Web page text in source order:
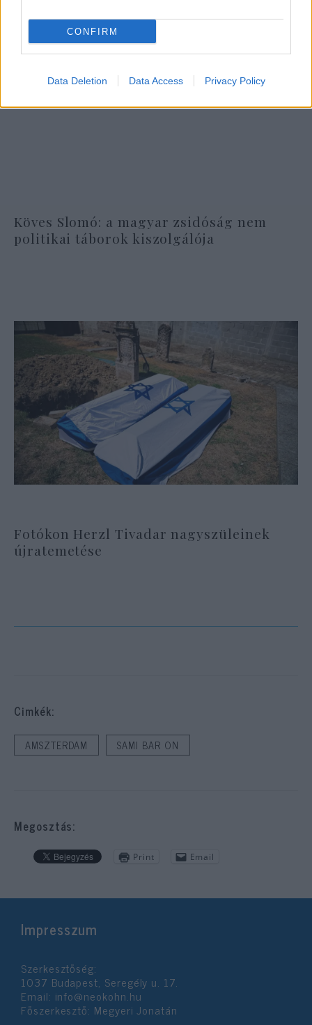
CONFIRM
Data Deletion Data Access Privacy Policy
Köves Slomó: a magyar zsidóság nem
politikai táborok kiszolgálója
Fotókon Herzl Tivadar nagyszüleinek
újratemetése
Cimkék:
AMSZTERDAM SAMI BAR ON
Megosztás:
Print Email
Impresszum
Szerkesztőség:
1037 Budapest, Seregély u. 17.
Email: info@neokohn.hu
Főszerkesztő: Megyeri Jonatán